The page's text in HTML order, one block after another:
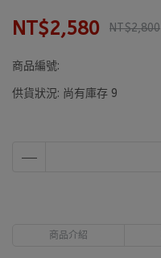
NT$2,580 NT$2,800
商品編號:
供貨狀況: 尚有庫存 9
商品介紹